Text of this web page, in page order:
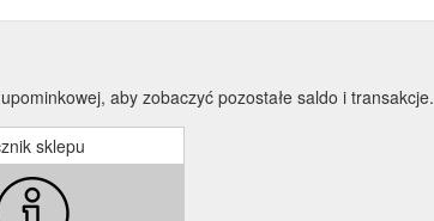
aby zobaczyć pozostałe saldo i transakcje.
sklepu